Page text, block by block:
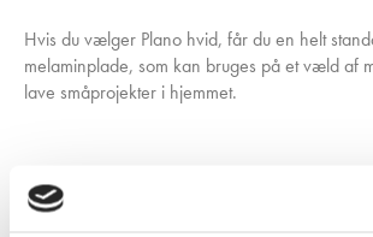
Hvis du vælger Plano hvid, får du en helt
melaminplade, som kan bruges på et væld af
lave småprojekter i hjemmet.